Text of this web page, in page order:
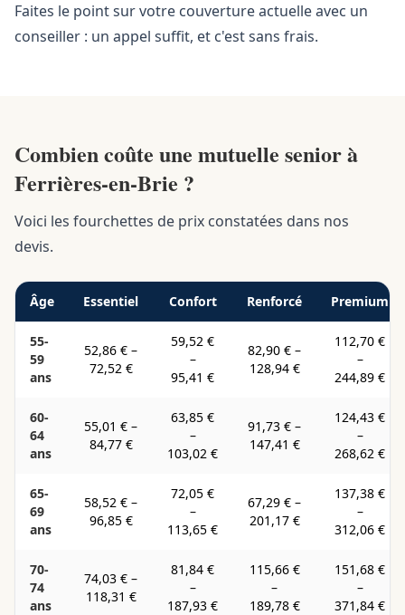
Faites le point sur votre couverture actuelle avec un
conseiller : un appel suffit, et c'est sans frais.
Combien coûte une mutuelle senior à
Ferrières-en-Brie ?
Voici les fourchettes de prix constatées dans nos
devis.
Âge Essentiel Confort Renforcé Premium
55-
59
ans
52,86 € –
72,52 €
59,52 €
–
95,41 €
82,90 € –
128,94 €
112,70 €
–
244,89 €
60-
64
ans
55,01 € –
84,77 €
63,85 €
–
103,02 €
91,73 € –
147,41 €
124,43 €
–
268,62 €
65-
69
ans
58,52 € –
96,85 €
72,05 €
–
113,65 €
67,29 € –
201,17 €
137,38 €
–
312,06 €
70-
74
ans
74,03 € –
118,31 €
81,84 €
–
187,93 €
115,66 €
–
189,78 €
151,68 €
–
371,84 €